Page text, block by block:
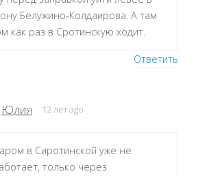
Белужино-Колдаирова. А там
как раз в Сротинскую ходит.
Ответить
Юлия 12 лет ago
в Сиротинской уже не
только через